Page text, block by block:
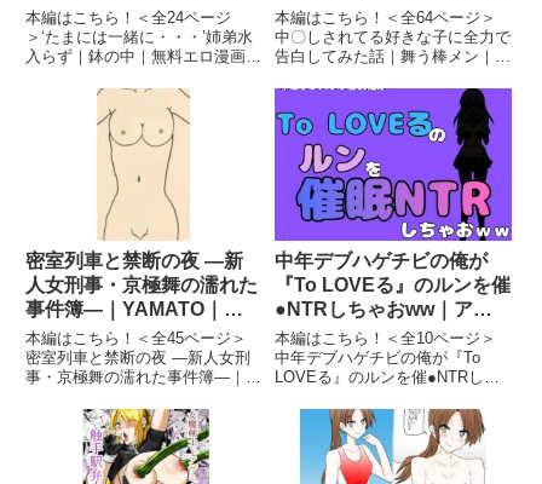
本編はこちら！＜全24ページ
＞‘たまには一緒に・・・’姉弟水
入らず｜鉢の中｜無料エロ漫画し
に・・・’姉弟水入らず 画像1‘た
まには一緒に・・・’姉弟水入ら
ず 画像2‘たまには一緒
に・・・’姉弟水入らず 画像3続
ろもも倶楽部
本編はこちら！＜全64ページ＞
中〇しされてる好きな子に全力で
告白してみた話｜舞う棒メン｜無
されてる好きな子に全力で告白し
てみた話 画像1中〇しされてる好
きな子に全力で告白してみた話
画像2中〇しされてる好きな子...
密室列車と禁断の夜 ―新
人女刑事・京極舞の濡れた
事件簿―｜YAMATO｜無
料エロ漫画しろもも倶楽部
本編はこちら！＜全45ページ＞
密室列車と禁断の夜 ―新人女刑
事・京極舞の濡れた事件簿―｜
も倶楽部密室列車と禁断の夜 ―
新人女刑事・京極舞の濡れた事件
簿― 画像1続きを読む＜全45ペー
ジ＞ 深夜の東京駅。嵐の中...
中年デブハゲチビの俺が
『To LOVEる』のルンを催
●NTRしちゃおww｜アポ
ロン｜無料エロ漫画しろも
も倶楽部
本編はこちら！＜全10ページ＞
中年デブハゲチビの俺が『To
LOVEる』のルンを催●NTRしち
画しろもも倶楽部中年デブハゲチ
ビの俺が『To LOVEる』のルン
を催●NTRしちゃおww 画像1続き
を読む＜全10ペ...